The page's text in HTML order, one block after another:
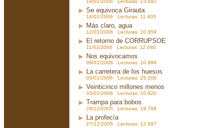
18/01/2006 Lecturas: 13.692
Se equivoca Girauta
14/01/2006 Lecturas: 11.405
Más claro, agua
12/01/2006 Lecturas: 10.859
El retorno de CORRUPSOE
11/01/2006 Lecturas: 12.040
Nos equivocamos
09/01/2006 Lecturas: 10.998
La carretera de los huesos
05/01/2006 Lecturas: 25.206
Veinticinco millones menos
03/01/2006 Lecturas: 10.920
Trampa para bobos
29/12/2005 Lecturas: 19.768
La profecía
27/12/2005 Lecturas: 12.897